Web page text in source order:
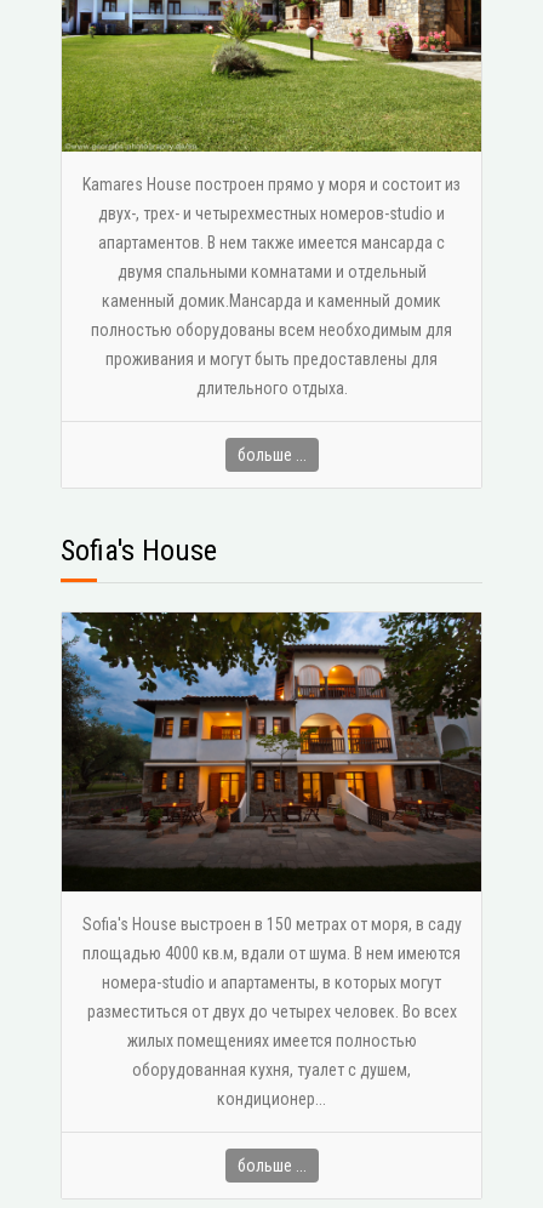
Kamares House построен прямо у моря и состоит из
двух-, трех- и четырехместных номеров-studio и
апартаментов. В нем также имеется мансарда с
двумя спальными комнатами и отдельный
каменный домик.Мансарда и каменный домик
полностью оборудованы всем необходимым для
проживания и могут быть предоставлены для
длительного отдыха.
больше ...
Sofia's House
Sofia's House выстроен в 150 метрах от моря, в саду
площадью 4000 кв.м, вдали от шума. В нем имеются
номера-studio и апартаменты, в которых могут
разместиться от двух до четырех человек. Во всех
жилых помещениях имеется полностью
оборудованная кухня, туалет с душем,
κондиционер...
больше ...